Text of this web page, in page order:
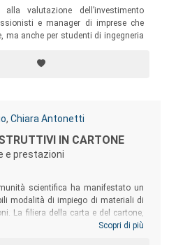
valutazione dell’investimento
e manager di imprese che
ma anche per studenti di ingegneria
alle decisioni d’investimento in
, Chiara Antonetti
IN CARTONE
e prestazioni
scientifica ha manifestato un
modalità di impiego di materiali di
La filiera della carta e del cartone,
di contribuire con successo alla
Scopri di più